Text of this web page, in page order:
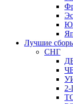
Лучшие
СНГ